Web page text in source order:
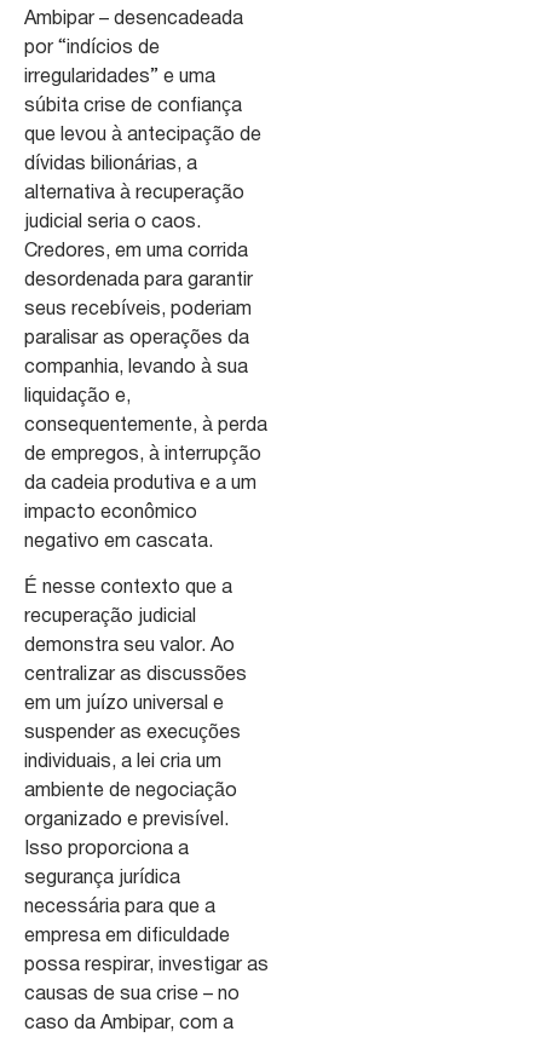
Ambipar – desencadeada
por “indícios de
irregularidades” e uma
súbita crise de confiança
que levou à antecipação de
dívidas bilionárias, a
alternativa à recuperação
judicial seria o caos.
Credores, em uma corrida
desordenada para garantir
seus recebíveis, poderiam
paralisar as operações da
companhia, levando à sua
liquidação e,
consequentemente, à perda
de empregos, à interrupção
da cadeia produtiva e a um
impacto econômico
negativo em cascata.
É nesse contexto que a
recuperação judicial
demonstra seu valor. Ao
centralizar as discussões
em um juízo universal e
suspender as execuções
individuais, a lei cria um
ambiente de negociação
organizado e previsível.
Isso proporciona a
segurança jurídica
necessária para que a
empresa em dificuldade
possa respirar, investigar as
causas de sua crise – no
caso da Ambipar, com a